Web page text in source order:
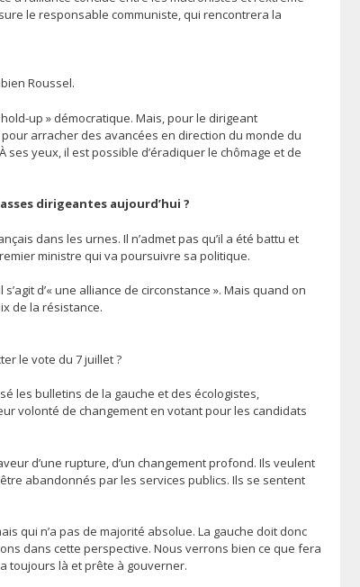
le responsable communiste, qui rencontrera la
Roussel.
up » démocratique. Mais, pour le dirigeant
arracher des avancées en direction du monde du
yeux, il est possible d’éradiquer le chômage et de
dirigeantes aujourd’hui ?
dans les urnes. Il n’admet pas qu’il a été battu et
ministre qui va poursuivre sa politique.
d’« une alliance de circonstance ». Mais quand on
de la résistance.
le vote du 7 juillet ?
les bulletins de la gauche et des écologistes,
volonté de changement en votant pour les candidats
d’une rupture, d’un changement profond. Ils veulent
abandonnés par les services publics. Ils se sentent
qui n’a pas de majorité absolue. La gauche doit donc
dans cette perspective. Nous verrons bien ce que fera
toujours là et prête à gouverner.